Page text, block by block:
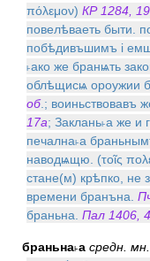
πόλεμον) КР 1284,
повелѣваеть быти.
побѣдивъшимъ i
˫ако же бранѩть
облѣщисѩ ороужии
об.; воиньствовавъ
17а; Заклань˫а же и
печална˫а
наводѩщю. (τοῖς
стане(м) крѣпко,
времени бранъна.
браньна. Пал 1406,
браньна˫а средн.